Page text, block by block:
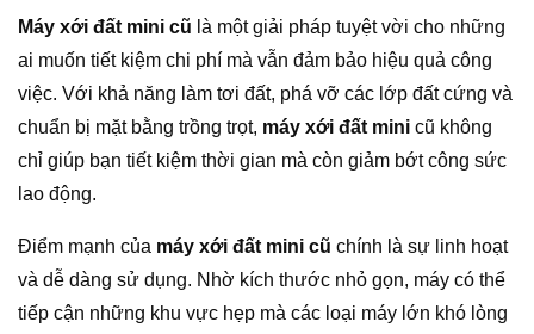
Máy xới đất mini cũ là một giải pháp tuyệt vời cho những
ai muốn tiết kiệm chi phí mà vẫn đảm bảo hiệu quả công
việc. Với khả năng làm tơi đất, phá vỡ các lớp đất cứng và
chuẩn bị mặt bằng trồng trọt, máy xới đất mini cũ không
chỉ giúp bạn tiết kiệm thời gian mà còn giảm bớt công sức
lao động.
Điểm mạnh của máy xới đất mini cũ chính là sự linh hoạt
và dễ dàng sử dụng. Nhờ kích thước nhỏ gọn, máy có thể
tiếp cận những khu vực hẹp mà các loại máy lớn khó lòng